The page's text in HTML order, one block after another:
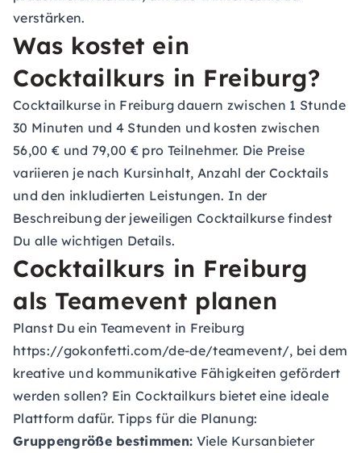
verstärken.
Was kostet ein
Cocktailkurs in Freiburg?
Cocktailkurse in Freiburg dauern zwischen 1 Stunde
30 Minuten und 4 Stunden und kosten zwischen
56,00 € und 79,00 € pro Teilnehmer. Die Preise
variieren je nach Kursinhalt, Anzahl der Cocktails
und den inkludierten Leistungen. In der
Beschreibung der jeweiligen Cocktailkurse findest
Du alle wichtigen Details.
Cocktailkurs in Freiburg
als Teamevent planen
Planst Du ein Teamevent in Freiburg
https://gokonfetti.com/de-de/teamevent/, bei dem
kreative und kommunikative Fähigkeiten gefördert
werden sollen? Ein Cocktailkurs bietet eine ideale
Plattform dafür. Tipps für die Planung:
Gruppengröße bestimmen: Viele Kursanbieter